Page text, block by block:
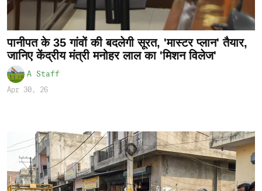
पानीपत के 35 गांवों की बदलेगी सूरत, 'मास्टर प्लान' तैयार,
जानिए केंद्रीय मंत्री मनोहर लाल का 'मिशन विलेज'
A Staff
Apr 30, 26